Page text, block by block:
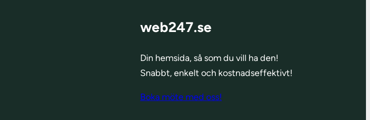
web247.se
Din hemsida, så som du vill ha den!
Snabbt, enkelt och kostnadseffektivt!
Boka möte med oss!